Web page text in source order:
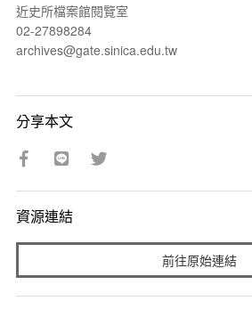
近史所檔案館閱覽室
02-27898284
archives@gate.sinica.edu.tw
分享本文
資源連結
前往原始連結